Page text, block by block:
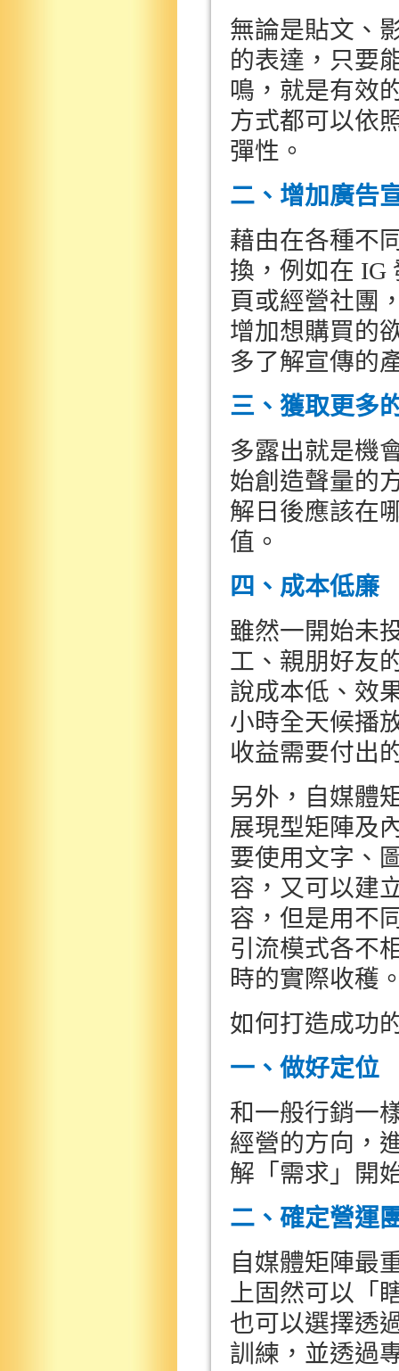
無論是貼文、
的表達，只要
鳴，就是有效
方式都可以依
彈性。
二、增加廣告
藉由在各種不
換，例如在 IG
頁或經營社團
增加想購買的
多了解宣傳的
三、獲取更多
多露出就是機
始創造聲量的
解日後應該在
值。
四、成本低廉
雖然一開始未
工、親朋好友
說成本低、效
小時全天候播
收益需要付出
另外，自媒體
展現型矩陣及
要使用文字、
容，又可以建
容，但是用不
引流模式各不
時的實際收穫
如何打造成功
一、做好定位
和一般行銷一
經營的方向，
解「需求」開
二、確定營運
自媒體矩陣最
上固然可以「
也可以選擇透
訓練，並透過